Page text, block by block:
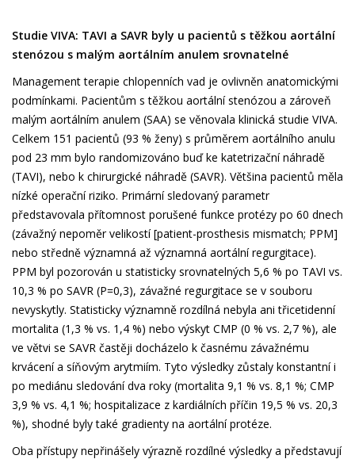
Studie VIVA: TAVI a SAVR byly u pacientů s těžkou aortální
stenózou s malým aortálním anulem srovnatelné
Management terapie chlopenních vad je ovlivněn anatomickými
podmínkami. Pacientům s těžkou aortální stenózou a zároveň
malým aortálním anulem (SAA) se věnovala klinická studie VIVA.
Celkem 151 pacientů (93 % ženy) s průměrem aortálního anulu
pod 23 mm bylo randomizováno buď ke katetrizační náhradě
(TAVI), nebo k chirurgické náhradě (SAVR). Většina pacientů měla
nízké operační riziko. Primární sledovaný parametr
představovala přítomnost porušené funkce protézy po 60 dnech
(závažný nepoměr velikostí [patient-prosthesis mismatch; PPM]
nebo středně významná až významná aortální regurgitace).
PPM byl pozorován u statisticky srovnatelných 5,6 % po TAVI vs.
10,3 % po SAVR (P=0,3), závažné regurgitace se v souboru
nevyskytly. Statisticky významně rozdílná nebyla ani třicetidenní
mortalita (1,3 % vs. 1,4 %) nebo výskyt CMP (0 % vs. 2,7 %), ale
ve větvi se SAVR častěji docházelo k časnému závažnému
krvácení a síňovým arytmiím. Tyto výsledky zůstaly konstantní i
po mediánu sledování dva roky (mortalita 9,1 % vs. 8,1 %; CMP
3,9 % vs. 4,1 %; hospitalizace z kardiálních příčin 19,5 % vs. 20,3
%), shodné byly také gradienty na aortální protéze.
Oba přístupy nepřinášely výrazně rozdílné výsledky a představují